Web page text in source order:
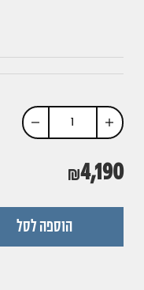
הוסף
מוצר
החסר
4,190
הוספה לסל